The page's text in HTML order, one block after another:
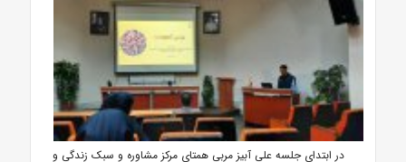
در ابتدای جلسه علی آبیز مربی همتای مرکز مشاوره و سبک زندگی و